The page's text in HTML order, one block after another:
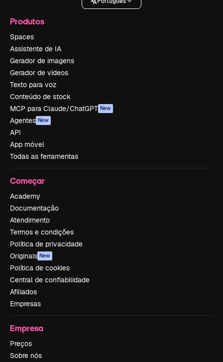
Produtos
Spaces
Assistente de IA
Gerador de imagens
Gerador de vídeos
Texto para voz
Conteúdo de stock
MCP para Claude/ChatGPT New
Agentes New
API
App móvel
Todas as ferramentas
Começar
Academy
Documentação
Atendimento
Termos e condições
Política de privacidade
Originais New
Política de cookies
Central de confiabilidade
Afiliados
Empresas
Empresa
Preços
Sobre nós